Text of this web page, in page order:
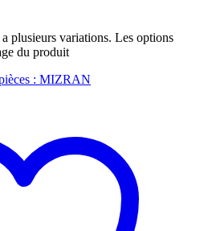
plusieurs variations. Les options
du produit